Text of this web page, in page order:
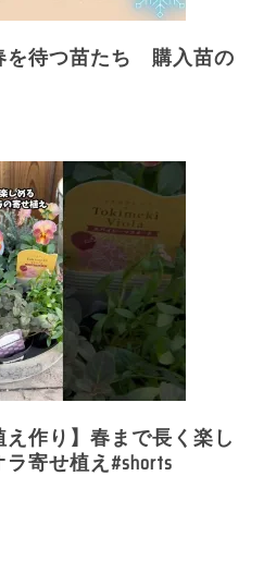
を待つ苗たち 購入苗の
え作り】春まで長く楽し
寄せ植え#shorts